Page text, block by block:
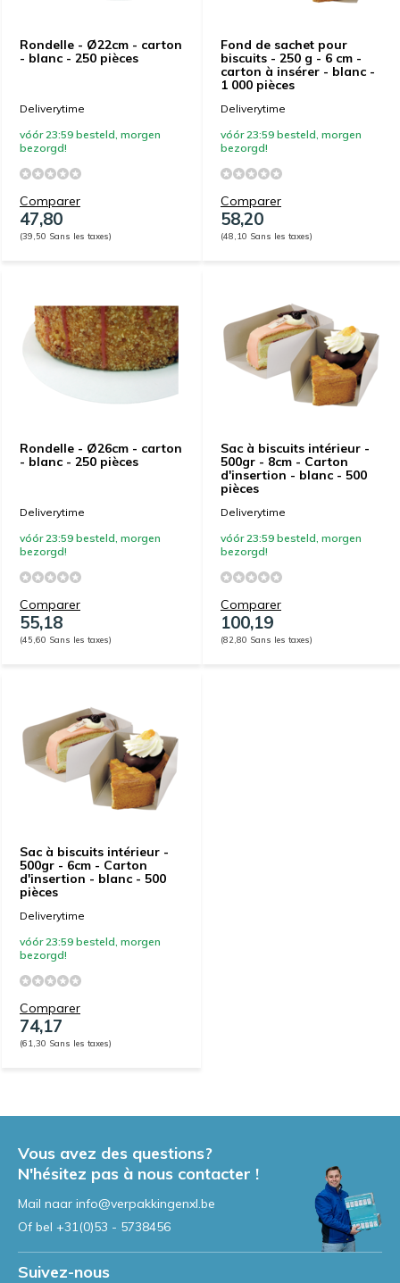
Rondelle - Ø22cm - carton
- blanc - 250 pièces
Deliverytime
vóór 23:59 besteld, morgen
bezorgd!
Comparer
47,80
(39,50 Sans les taxes)
Fond de sachet pour
biscuits - 250 g - 6 cm -
carton à insérer - blanc -
1 000 pièces
Deliverytime
vóór 23:59 besteld, morgen
bezorgd!
Comparer
58,20
(48,10 Sans les taxes)
Rondelle - Ø26cm - carton
- blanc - 250 pièces
Deliverytime
vóór 23:59 besteld, morgen
bezorgd!
Comparer
55,18
(45,60 Sans les taxes)
Sac à biscuits intérieur -
500gr - 8cm - Carton
d'insertion - blanc - 500
pièces
Deliverytime
vóór 23:59 besteld, morgen
bezorgd!
Comparer
100,19
(82,80 Sans les taxes)
Sac à biscuits intérieur -
500gr - 6cm - Carton
d'insertion - blanc - 500
pièces
Deliverytime
vóór 23:59 besteld, morgen
bezorgd!
Comparer
74,17
(61,30 Sans les taxes)
Vous avez des questions?
N'hésitez pas à nous contacter !
Mail naar info@verpakkingenxl.be
Of bel +31(0)53 - 5738456
Suivez-nous